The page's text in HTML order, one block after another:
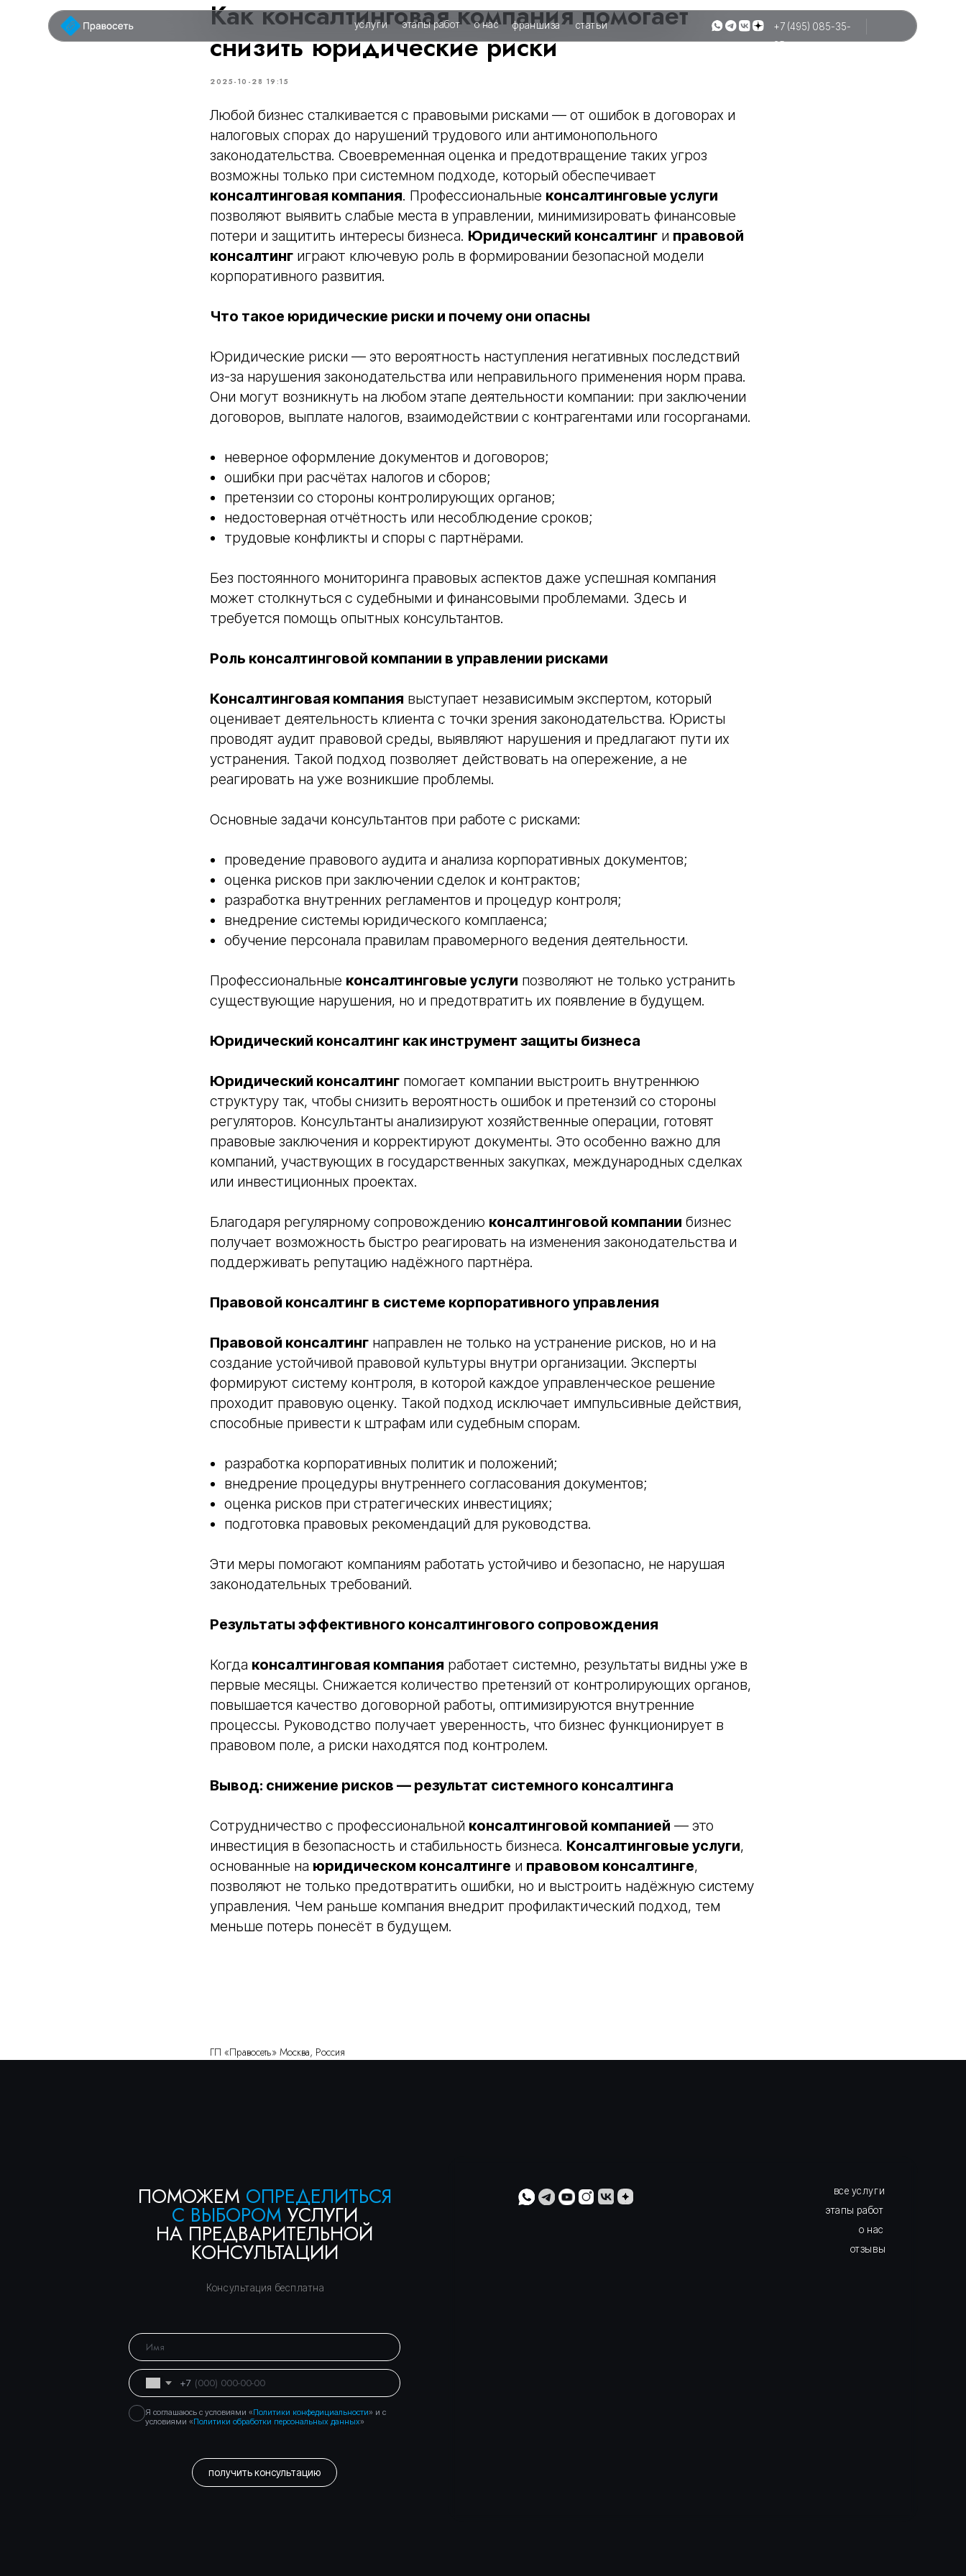
+7 (495) 085-35-
25
услуги этапы работ о нас статьи
франшиза
Как консалтинговая компания помогает
снизить юридические риски
2025-10-28 19:15
Любой бизнес сталкивается с правовыми рисками — от ошибок в договорах и
налоговых спорах до нарушений трудового или антимонопольного
законодательства. Своевременная оценка и предотвращение таких угроз
возможны только при системном подходе, который обеспечивает
консалтинговая компания. Профессиональные консалтинговые услуги
позволяют выявить слабые места в управлении, минимизировать финансовые
потери и защитить интересы бизнеса. Юридический консалтинг и правовой
консалтинг играют ключевую роль в формировании безопасной модели
корпоративного развития.
Что такое юридические риски и почему они опасны
Юридические риски — это вероятность наступления негативных последствий
из-за нарушения законодательства или неправильного применения норм права.
Они могут возникнуть на любом этапе деятельности компании: при заключении
договоров, выплате налогов, взаимодействии с контрагентами или госорганами.
неверное оформление документов и договоров;
ошибки при расчётах налогов и сборов;
претензии со стороны контролирующих органов;
недостоверная отчётность или несоблюдение сроков;
трудовые конфликты и споры с партнёрами.
Без постоянного мониторинга правовых аспектов даже успешная компания
может столкнуться с судебными и финансовыми проблемами. Здесь и
требуется помощь опытных консультантов.
Роль консалтинговой компании в управлении рисками
Консалтинговая компания выступает независимым экспертом, который
оценивает деятельность клиента с точки зрения законодательства. Юристы
проводят аудит правовой среды, выявляют нарушения и предлагают пути их
устранения. Такой подход позволяет действовать на опережение, а не
реагировать на уже возникшие проблемы.
Основные задачи консультантов при работе с рисками:
проведение правового аудита и анализа корпоративных документов;
оценка рисков при заключении сделок и контрактов;
разработка внутренних регламентов и процедур контроля;
внедрение системы юридического комплаенса;
обучение персонала правилам правомерного ведения деятельности.
Профессиональные консалтинговые услуги позволяют не только устранить
существующие нарушения, но и предотвратить их появление в будущем.
Юридический консалтинг как инструмент защиты бизнеса
Юридический консалтинг помогает компании выстроить внутреннюю
структуру так, чтобы снизить вероятность ошибок и претензий со стороны
регуляторов. Консультанты анализируют хозяйственные операции, готовят
правовые заключения и корректируют документы. Это особенно важно для
компаний, участвующих в государственных закупках, международных сделках
или инвестиционных проектах.
Благодаря регулярному сопровождению консалтинговой компании бизнес
получает возможность быстро реагировать на изменения законодательства и
поддерживать репутацию надёжного партнёра.
Правовой консалтинг в системе корпоративного управления
Правовой консалтинг направлен не только на устранение рисков, но и на
создание устойчивой правовой культуры внутри организации. Эксперты
формируют систему контроля, в которой каждое управленческое решение
проходит правовую оценку. Такой подход исключает импульсивные действия,
способные привести к штрафам или судебным спорам.
разработка корпоративных политик и положений;
внедрение процедуры внутреннего согласования документов;
оценка рисков при стратегических инвестициях;
подготовка правовых рекомендаций для руководства.
Эти меры помогают компаниям работать устойчиво и безопасно, не нарушая
законодательных требований.
Результаты эффективного консалтингового сопровождения
Когда консалтинговая компания работает системно, результаты видны уже в
первые месяцы. Снижается количество претензий от контролирующих органов,
повышается качество договорной работы, оптимизируются внутренние
процессы. Руководство получает уверенность, что бизнес функционирует в
правовом поле, а риски находятся под контролем.
Вывод: снижение рисков — результат системного консалтинга
Сотрудничество с профессиональной консалтинговой компанией — это
инвестиция в безопасность и стабильность бизнеса. Консалтинговые услуги,
основанные на юридическом консалтинге и правовом консалтинге,
позволяют не только предотвратить ошибки, но и выстроить надёжную систему
управления. Чем раньше компания внедрит профилактический подход, тем
меньше потерь понесёт в будущем.
ГП «Правосеть» Москва, Россия
получить консультацию